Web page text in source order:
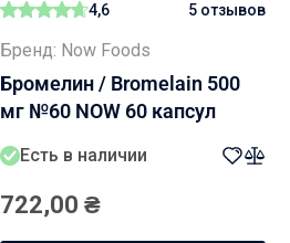
4,6 5 отзывов
Бренд: Now Foods
Бромелин / Bromelain 500
мг №60 NOW 60 капсул
Есть в наличии
722,00 ₴